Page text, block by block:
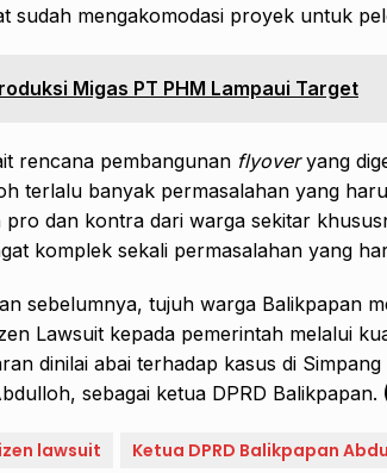
sudah mengakomodasi proyek untuk
Migas PT PHM Lampaui Target
rencana pembangunan flyoveryang
terlalu banyak permasalahan yang
pro dan kontra dari warga sekitar
komplek sekali permasalahan yang
sebelumnya, tujuh warga Balikpapan
Lawsuit kepada pemerintah melalui
dinilai abai terhadap kasus di
sebagai ketua DPRD Balikpapan.
lawsuit
Ketua DPRD Balikpapan